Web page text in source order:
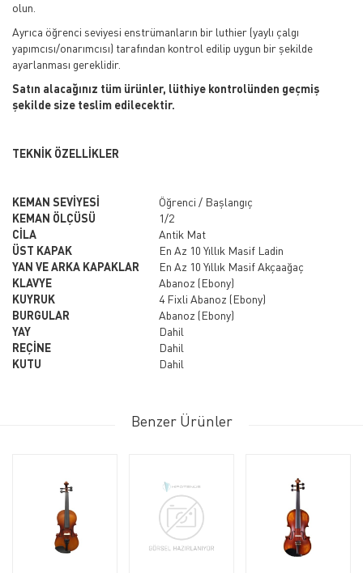
olun.
Ayrıca öğrenci seviyesi enstrümanların bir luthier (yaylı çalgı
yapımcısı/onarımcısı) tarafından kontrol edilip uygun bir şekilde
ayarlanması gereklidir.
Satın alacağınız tüm ürünler, lüthiye kontrolünden geçmiş
şekilde size teslim edilecektir.
TEKNİK ÖZELLİKLER
KEMAN SEVİYESİ
Öğrenci / Başlangıç
KEMAN ÖLÇÜSÜ
1/2
CİLA
Antik Mat
ÜST KAPAK
En Az 10 Yıllık Masif Ladin
YAN VE ARKA KAPAKLAR
En Az 10 Yıllık Masif Akçaağaç
KLAVYE
Abanoz (Ebony)
KUYRUK
4 Fixli Abanoz (Ebony)
BURGULAR
Abanoz (Ebony)
YAY
Dahil
REÇİNE
Dahil
KUTU
Dahil
Benzer Ürünler